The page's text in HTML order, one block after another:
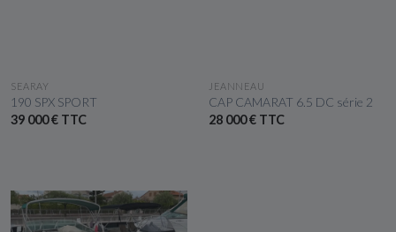
SEARAY
190 SPX SPORT
39 000 € TTC
VOIR LE BATEAU
JEANNEAU
CAP CAMARAT 6.5 DC série 2
28 000 € TTC